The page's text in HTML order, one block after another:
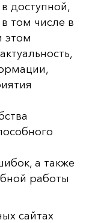
доступной,
том числе в
этом
а также
работы
сайтах